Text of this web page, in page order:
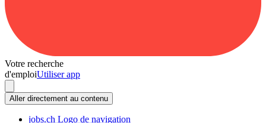
Votre recherche
d'emploiUtiliser app
Aller directement au contenu
jobs.ch Logo de navigation